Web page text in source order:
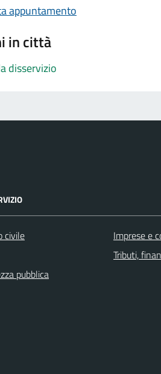
appuntamento
in città
disservizio
civile
pubblica
Imprese e
Tributi,